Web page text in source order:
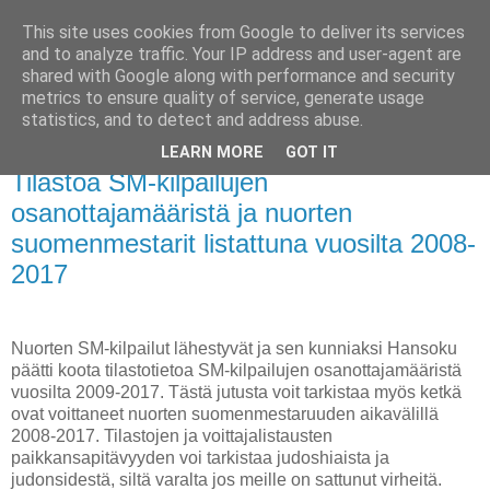
Hansoku
Kilpajudon erikoissivusto
sunnuntai 28. tammikuuta 2018
Tilastoa SM-kilpailujen
osanottajamääristä ja nuorten
suomenmestarit listattuna vuosilta 2008-
2017
Nuorten SM-kilpailut lähestyvät ja sen kunniaksi Hansoku
päätti koota tilastotietoa SM-kilpailujen osanottajamääristä
vuosilta 2009-2017. Tästä jutusta voit tarkistaa myös ketkä
ovat voittaneet nuorten suomenmestaruuden aikavälillä
2008-2017. Tilastojen ja voittajalistausten
paikkansapitävyyden voi tarkistaa judoshiaista ja
judonsidestä, siltä varalta jos meille on sattunut virheitä.
This site uses cookies from Google to deliver its services
and to analyze traffic. Your IP address and user-agent are
shared with Google along with performance and security
metrics to ensure quality of service, generate usage
statistics, and to detect and address abuse.
LEARN MORE GOT IT